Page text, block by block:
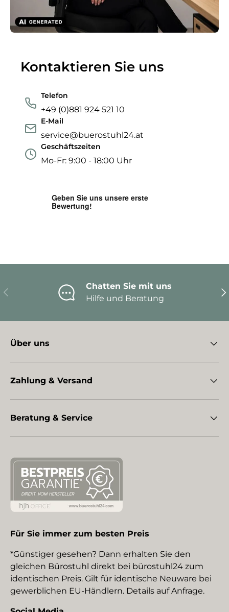
Kontaktieren Sie uns
Telefon
+49 (0)881 924 521 10
E-Mail
service@buerostuhl24.at
Geschäftszeiten
Mo-Fr: 9:00 - 18:00 Uhr
Vorherige
Chatten Sie mit uns
Hilfe und Beratung
Über uns
Zahlung & Versand
Beratung & Service
Für Sie immer zum besten Preis
*Günstiger gesehen? Dann erhalten Sie den
gleichen Bürostuhl direkt bei bürostuhl24 zum
identischen Preis. Gilt für identische Neuware bei
gewerblichen EU-Händlern. Details auf Anfrage.